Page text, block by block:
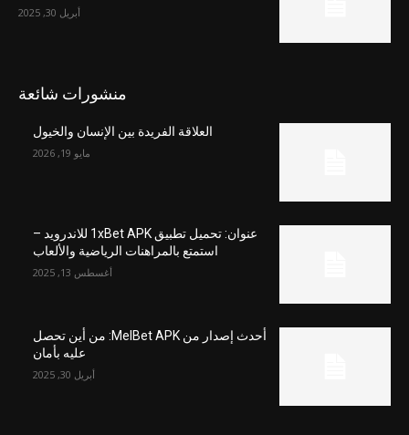
أبريل 30, 2025
منشورات شائعة
العلاقة الفريدة بين الإنسان والخيول
مايو 19, 2026
عنوان: تحميل تطبيق 1xBet APK للاندرويد –
استمتع بالمراهنات الرياضية والألعاب
أغسطس 13, 2025
أحدث إصدار من MelBet APK: من أين تحصل
عليه بأمان
أبريل 30, 2025